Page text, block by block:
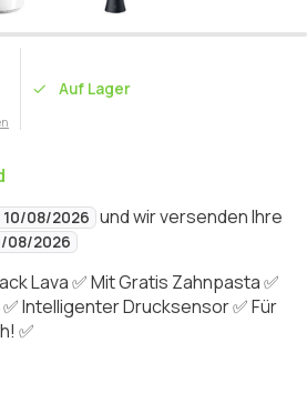
Auf Lager
10/08/2026 und wir versenden Ihre
08/2026
Lava ✅ Mit Gratis Zahnpasta ✅
Intelligenter Drucksensor ✅ Für
✅